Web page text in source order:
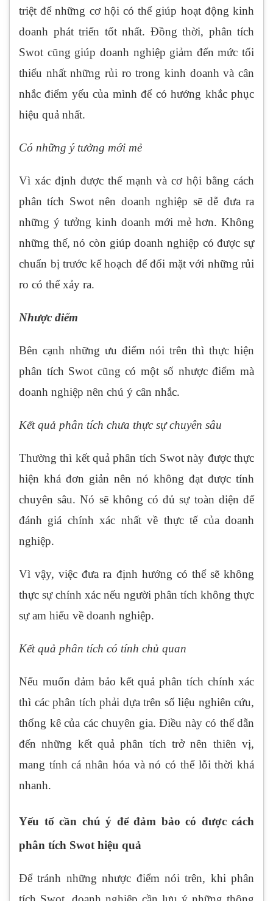
triệt để những cơ hội có thể giúp hoạt động kinh
doanh phát triển tốt nhất. Đồng thời, phân tích
Swot cũng giúp doanh nghiệp giảm đến mức tối
thiểu nhất những rủi ro trong kinh doanh và cân
nhắc điểm yếu của mình để có hướng khắc phục
hiệu quả nhất.
Có những ý tưởng mới mẻ
Vì xác định được thế mạnh và cơ hội bằng cách
phân tích Swot nên doanh nghiệp sẽ dễ đưa ra
những ý tưởng kinh doanh mới mẻ hơn. Không
những thế, nó còn giúp doanh nghiệp có được sự
chuẩn bị trước kế hoạch để đối mặt với những rủi
ro có thể xảy ra.
Nhược điểm
Bên cạnh những ưu điểm nói trên thì thực hiện
phân tích Swot cũng có một số nhược điểm mà
doanh nghiệp nên chú ý cân nhắc.
Kết quả phân tích chưa thực sự chuyên sâu
Thường thì kết quả phân tích Swot này được thực
hiện khá đơn giản nên nó không đạt được tính
chuyên sâu. Nó sẽ không có đủ sự toàn diện để
đánh giá chính xác nhất về thực tế của doanh
nghiệp.
Vì vậy, việc đưa ra định hướng có thể sẽ không
thực sự chính xác nếu người phân tích không thực
sự am hiểu về doanh nghiệp.
Kết quả phân tích có tính chủ quan
Nếu muốn đảm bảo kết quả phân tích chính xác
thì các phân tích phải dựa trên số liệu nghiên cứu,
thống kê của các chuyên gia. Điều này có thể dẫn
đến những kết quả phân tích trở nên thiên vị,
mang tính cá nhân hóa và nó có thể lỗi thời khá
nhanh.
Yếu tố cần chú ý để đảm bảo có được cách
phân tích Swot hiệu quả
Để tránh những nhược điểm nói trên, khi phân